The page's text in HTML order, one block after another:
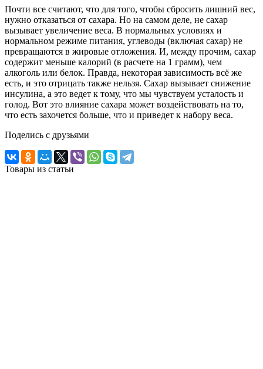
Почти все считают, что для того, чтобы сбросить лишний вес,
нужно отказаться от сахара. Но на самом деле, не сахар
вызывает увеличение веса. В нормальных условиях и
нормальном режиме питания, углеводы (включая сахар) не
превращаются в жировые отложения. И, между прочим, сахар
содержит меньше калорий (в расчете на 1 грамм), чем
алкоголь или белок. Правда, некоторая зависимость всё же
есть, и это отрицать также нельзя. Сахар вызывает снижение
инсулина, а это ведет к тому, что мы чувствуем усталость и
голод. Вот это влияние сахара может воздействовать на то,
что есть захочется больше, что и приведет к набору веса.
Поделись с друзьями
Товары из статьи